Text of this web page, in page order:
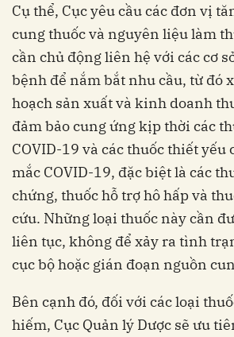
Cụ thể, Cục yêu cầu các đơn vị
cung thuốc và nguyên liệu làm
cần chủ động liên hệ với các cơ
bệnh để nắm bắt nhu cầu, từ đó
hoạch sản xuất và kinh doanh
đảm bảo cung ứng kịp thời các
COVID-19 và các thuốc thiết yếu
mắc COVID-19, đặc biệt là các
chứng, thuốc hỗ trợ hô hấp và
cứu. Những loại thuốc này cần
liên tục, không để xảy ra tình
cục bộ hoặc gián đoạn nguồn
Bên cạnh đó, đối với các loại
hiếm, Cục Quản lý Dược sẽ ưu